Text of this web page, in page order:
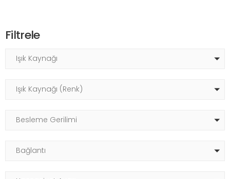
Filtrele
Işık Kaynağı
Işık Kaynağı (Renk)
Besleme Gerilimi
Bağlantı